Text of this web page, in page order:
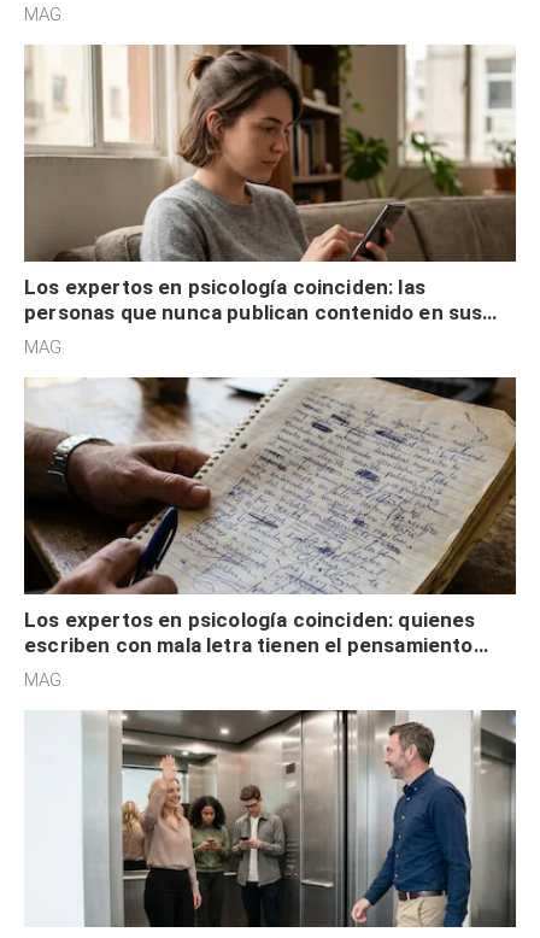
MAG.
Los expertos en psicología coinciden: las
personas que nunca publican contenido en sus
redes sociales no pretenden buscar validación
MAG.
Los expertos en psicología coinciden: quienes
escriben con mala letra tienen el pensamiento
acelerado y no lo hacen por desinterés
MAG.